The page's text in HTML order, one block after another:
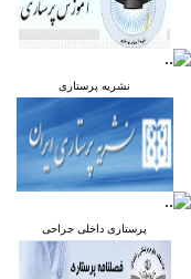
نشریه پرستاری
پرستاری داخلی جراحی